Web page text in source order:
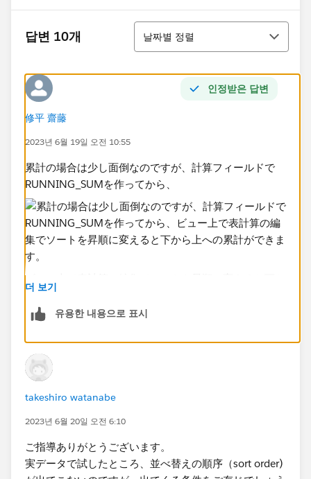
답변 10개
정렬
날짜별 정렬
인정받은 답변
修平 齋藤
2023년 6월 19일 오전 10:55
累計の場合は少し面倒なのですが、計算フィールドで
RUNNING_SUMを作ってから、
ビュー上で表計算の編集でソートを昇順に変えると下か
ら上への累計ができます。
더 보기
유용한 내용으로 표시
takeshiro watanabe
2023년 6월 20일 오전 6:10
ご指導ありがとうございます。
実データで試したところ、並べ替えの順序（sort order)